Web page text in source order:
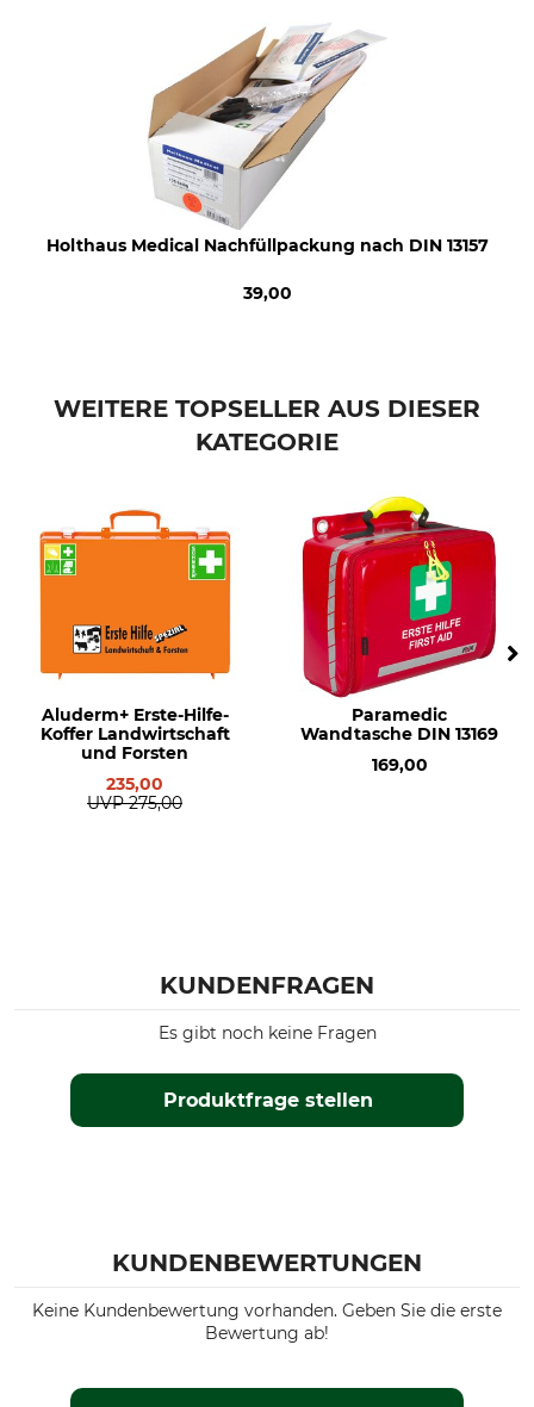
Made in Germany
Holthaus Medical Nachfüllpackung nach DIN 13157
39,00
WEITERE TOPSELLER AUS DIESER
KATEGORIE
Aluderm+ Erste-Hilfe-
Koffer Landwirtschaft
und Forsten
235,00
UVP 275,00
Paramedic
Wandtasche DIN 13169
169,00
KUNDENFRAGEN
Produktfrage stellen
Es gibt noch keine Fragen
KUNDENBEWERTUNGEN
Keine Kundenbewertung vorhanden. Geben Sie die erste
Bewertung ab!